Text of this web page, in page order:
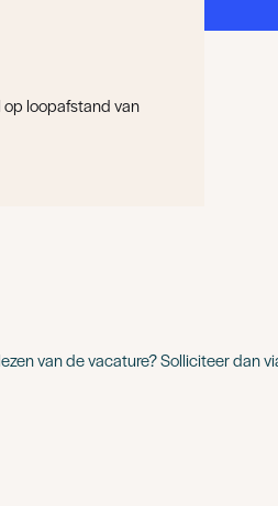
loopafstand van
van de vacature? Solliciteer dan